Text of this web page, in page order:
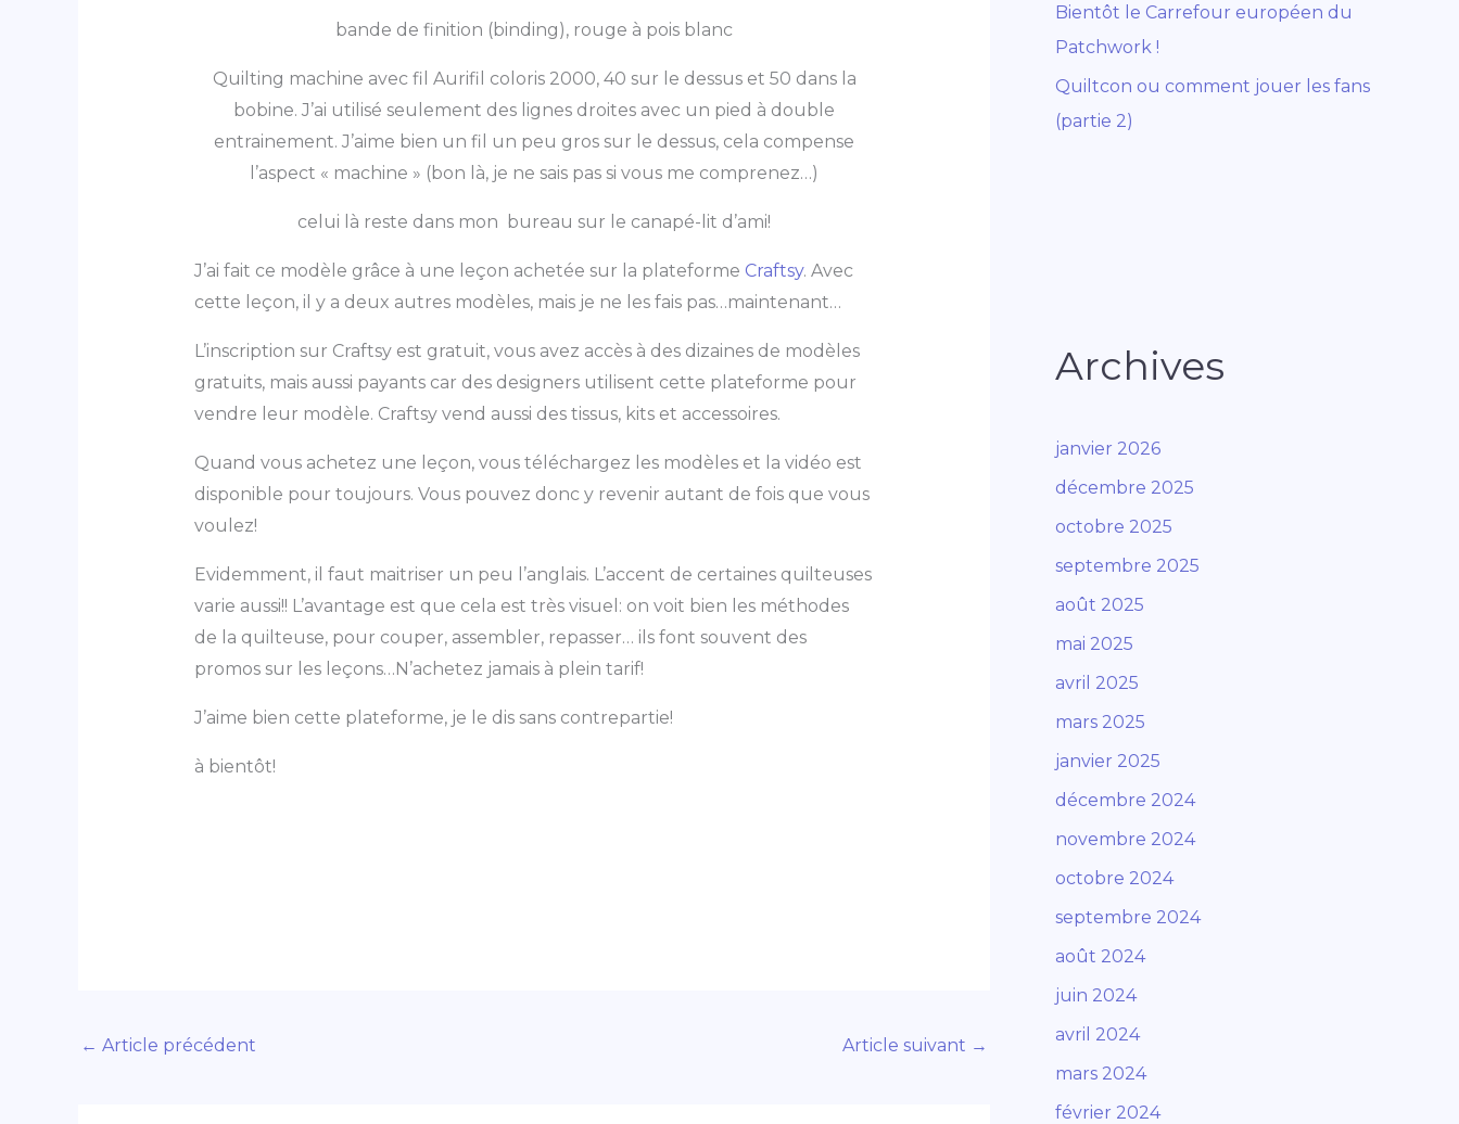
bande de finition (binding), rouge à pois blanc
Quilting machine avec fil Aurifil coloris 2000, 40 sur le dessus et 50 dans la
bobine. J’ai utilisé seulement des lignes droites avec un pied à double
entrainement. J’aime bien un fil un peu gros sur le dessus, cela compense
l’aspect « machine » (bon là, je ne sais pas si vous me comprenez…)
celui là reste dans mon bureau sur le canapé-lit d’ami!
J’ai fait ce modèle grâce à une leçon achetée sur la plateforme Craftsy. Avec
cette leçon, il y a deux autres modèles, mais je ne les fais pas…maintenant…
L’inscription sur Craftsy est gratuit, vous avez accès à des dizaines de modèles
gratuits, mais aussi payants car des designers utilisent cette plateforme pour
vendre leur modèle. Craftsy vend aussi des tissus, kits et accessoires.
Quand vous achetez une leçon, vous téléchargez les modèles et la vidéo est
disponible pour toujours. Vous pouvez donc y revenir autant de fois que vous
voulez!
Evidemment, il faut maitriser un peu l’anglais. L’accent de certaines quilteuses
varie aussi!! L’avantage est que cela est très visuel: on voit bien les méthodes
de la quilteuse, pour couper, assembler, repasser… ils font souvent des
promos sur les leçons…N’achetez jamais à plein tarif!
J’aime bien cette plateforme, je le dis sans contrepartie!
à bientôt!
← Article précédent Article suivant →
Bientôt le Carrefour européen du
Patchwork !
Quiltcon ou comment jouer les fans
(partie 2)
Archives
janvier 2026
décembre 2025
octobre 2025
septembre 2025
août 2025
mai 2025
avril 2025
mars 2025
janvier 2025
décembre 2024
novembre 2024
octobre 2024
septembre 2024
août 2024
juin 2024
avril 2024
mars 2024
février 2024